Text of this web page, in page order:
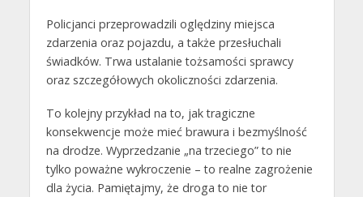
Policjanci przeprowadzili oględziny miejsca
zdarzenia oraz pojazdu, a także przesłuchali
świadków. Trwa ustalanie tożsamości sprawcy
oraz szczegółowych okoliczności zdarzenia.
To kolejny przykład na to, jak tragiczne
konsekwencje może mieć brawura i bezmyślność
na drodze. Wyprzedzanie „na trzeciego” to nie
tylko poważne wykroczenie – to realne zagrożenie
dla życia. Pamiętajmy, że droga to nie tor